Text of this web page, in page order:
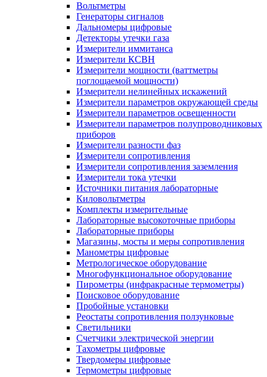
Вольтметры
Генераторы сигналов
Дальномеры цифровые
Детекторы утечки газа
Измерители иммитанса
Измерители КСВН
Измерители мощности (ваттметры
поглощаемой мощности)
Измерители нелинейных искажений
Измерители параметров окружающей среды
Измерители параметров освещенности
Измерители параметров полупроводниковых
приборов
Измерители разности фаз
Измерители сопротивления
Измерители сопротивления заземления
Измерители тока утечки
Источники питания лабораторные
Киловольтметры
Комплекты измерительные
Лабораторные высокоточные приборы
Лабораторные приборы
Магазины, мосты и меры сопротивления
Манометры цифровые
Метрологическое оборудование
Многофункциональное оборудование
Пирометры (инфракрасные термометры)
Поисковое оборудование
Пробойные установки
Реостаты сопротивления ползунковые
Светильники
Счетчики электрической энергии
Тахометры цифровые
Твердомеры цифровые
Термометры цифровые